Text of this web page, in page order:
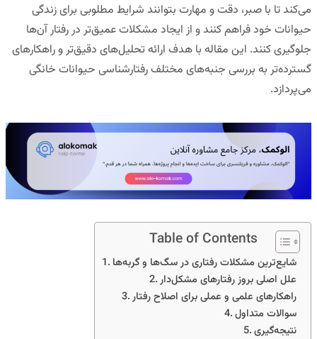
می‌کند تا با صبر، دقت و مهارت بتوانند شرایط مطلوبی برای زندگی
حیوانات خود فراهم کنند و از ایجاد مشکلات عمیق‌تر در رفتار آن‌ها
جلوگیری کنند. این مقاله با هدف ارائه تحلیل‌های دقیق‌تر و راهکارهای
گسترده‌تر به بررسی جنبه‌های مختلف رفتارشناسی حیوانات خانگی
می‌پردازد.
Table of Contents
شایع‌ترین مشکلات رفتاری در سگ‌ها و گربه‌ها
علل اصلی بروز رفتارهای مشکل‌دار
راهکارهای علمی و عملی برای اصلاح رفتار
سوالات متداول
نتیجه‌گیری